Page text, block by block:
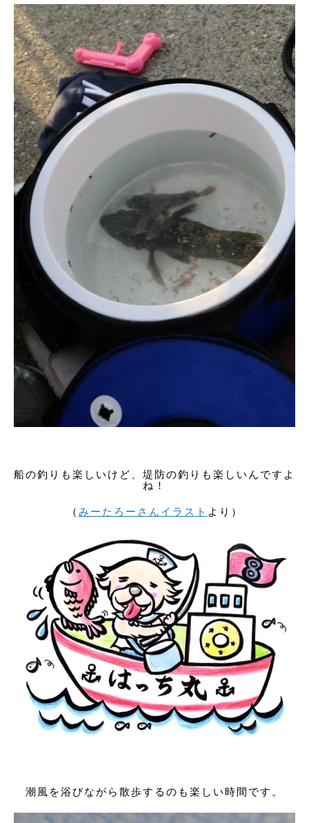
船の釣りも楽しいけど、堤防の釣りも楽しいんですよ
ね！
（ みーたろーさんイラスト より）
潮風を浴びながら散歩するのも楽しい時間です。